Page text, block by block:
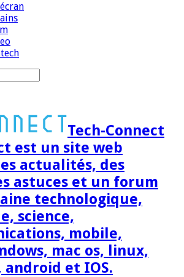
Tech-Connect
est un site web
actualités, des
astuces et un forum
technologique,
science,
mobile,
mac os, linux,
android et IOS.